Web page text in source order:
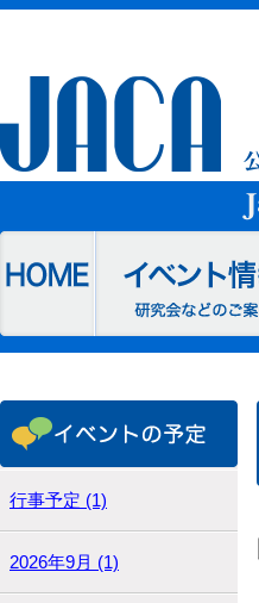
行事予定 (1)
2026年9月 (1)